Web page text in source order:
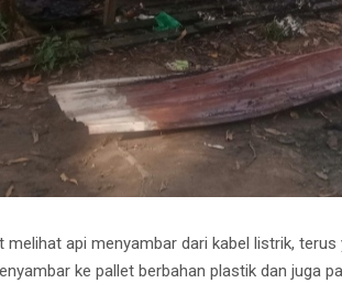
api menyambar dari kabel listrik,
ke pallet berbahan plastik dan juga